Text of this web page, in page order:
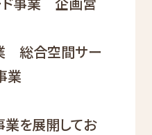
合空間サー
業
展開してお